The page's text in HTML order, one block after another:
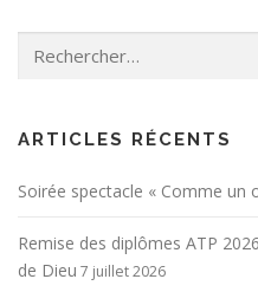
ARTICLES RÉCENTS
Soirée spectacle « Comme un
Remise des diplômes ATP
de Dieu 7 juillet 2026